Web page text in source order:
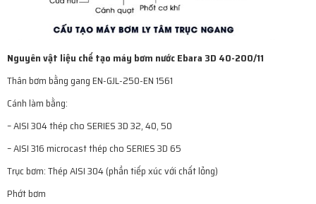
Nguyên vật liệu chế tạo máy bơm nước Ebara 3D 40-200/11
Thân bơm bằng gang EN-GJL-250-EN 1561
Cánh làm bằng:
– AISI 304 thép cho SERIES 3D 32, 40, 50
– AISI 316 microcast thép cho SERIES 3D 65
Trục bơm: Thép AISI 304 (phần tiếp xúc với chất lỏng)
Phớt bơm